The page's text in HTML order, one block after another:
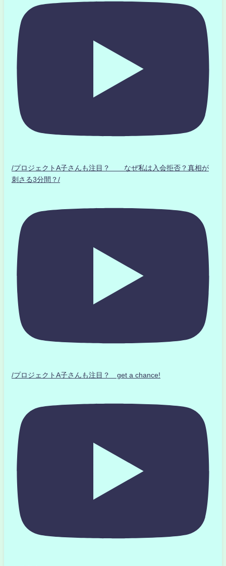
/プロジェクトA子さんも注目？ なぜ私は入会拒否？真相が
刺さる3分間？/
/プロジェクトA子さんも注目？ get a chance!